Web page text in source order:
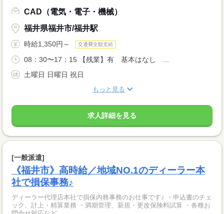
CAD（電気・電子・機械）
福井県福井市/福井駅
時給1,350円～ 交通費全額支給
08：30〜17：15 【残業】有 基本はなし ...
土曜日 日曜日 祝日
もっと見る
求人詳細を見る
[一般派遣]
《福井市》高時給／地域NO.1のディーラー本
社で損保事務♪
ディーラー代理店本社で損保内務事務のお仕事です♪ ・申込書のチェ
ック、計上・精算業務 ・満期管理、新規・更改保険料試算 ・各種お